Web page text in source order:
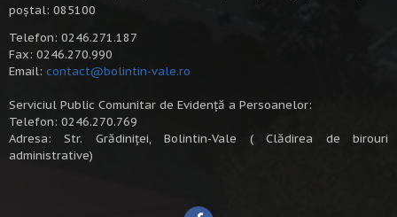
poștal: 085100
Telefon: 0246.271.187
Fax: 0246.270.990
Email: contact@bolintin-vale.ro
Serviciul Public Comunitar de Evidență a Persoanelor:
Telefon: 0246.270.769
Adresa: Str. Grădiniței, Bolintin-Vale ( Clădirea de birouri
administrative)